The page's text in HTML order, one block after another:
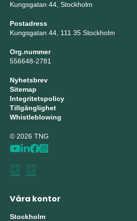
Kungsgatan 44, Stockholm
Postadress
Kungsgatan 44, 111 35 Stockholm
Org.nummer
556648-2781
Nyhetsbrev
Sitemap
Integritetspolicy
Tillgänglighet
Whistleblowing
© 2026 TNG
Våra kontor
Stockholm